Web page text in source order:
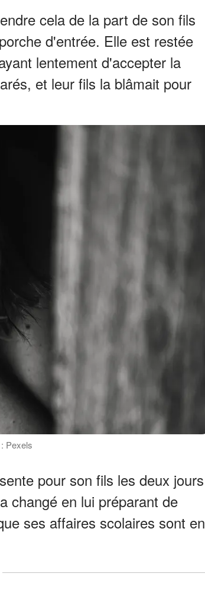
cela de la part de son fils
d'entrée. Elle est restée
lentement d'accepter la
et leur fils la blâmait pour
Pexels
pour son fils les deux jours
changé en lui préparant de
ses affaires scolaires sont en